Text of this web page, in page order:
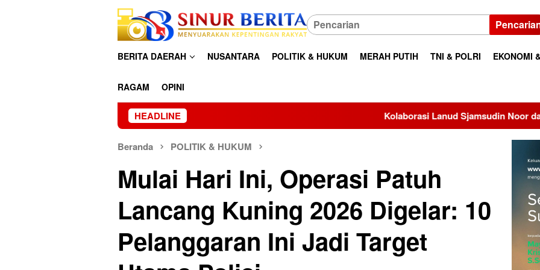
BERITA DAERAH NUSANTARA POLITIK & HUKUM MERAH PUTIH TNI & POLRI EKONOMI
RAGAM OPINI
HEADLINE Kolaborasi Lanud Sjamsudin Noor dan BRI, TK Angkasa 2
Beranda POLITIK & HUKUM
Mulai Hari Ini, Operasi Patuh
Lancang Kuning 2026 Digelar: 10
Pelanggaran Ini Jadi Target